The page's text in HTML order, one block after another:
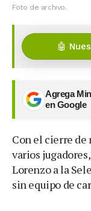
Foto de archivo.
🤖
Agrega
en Google
Con el cierre de
varios
Lorenzo a la
sin equipo de